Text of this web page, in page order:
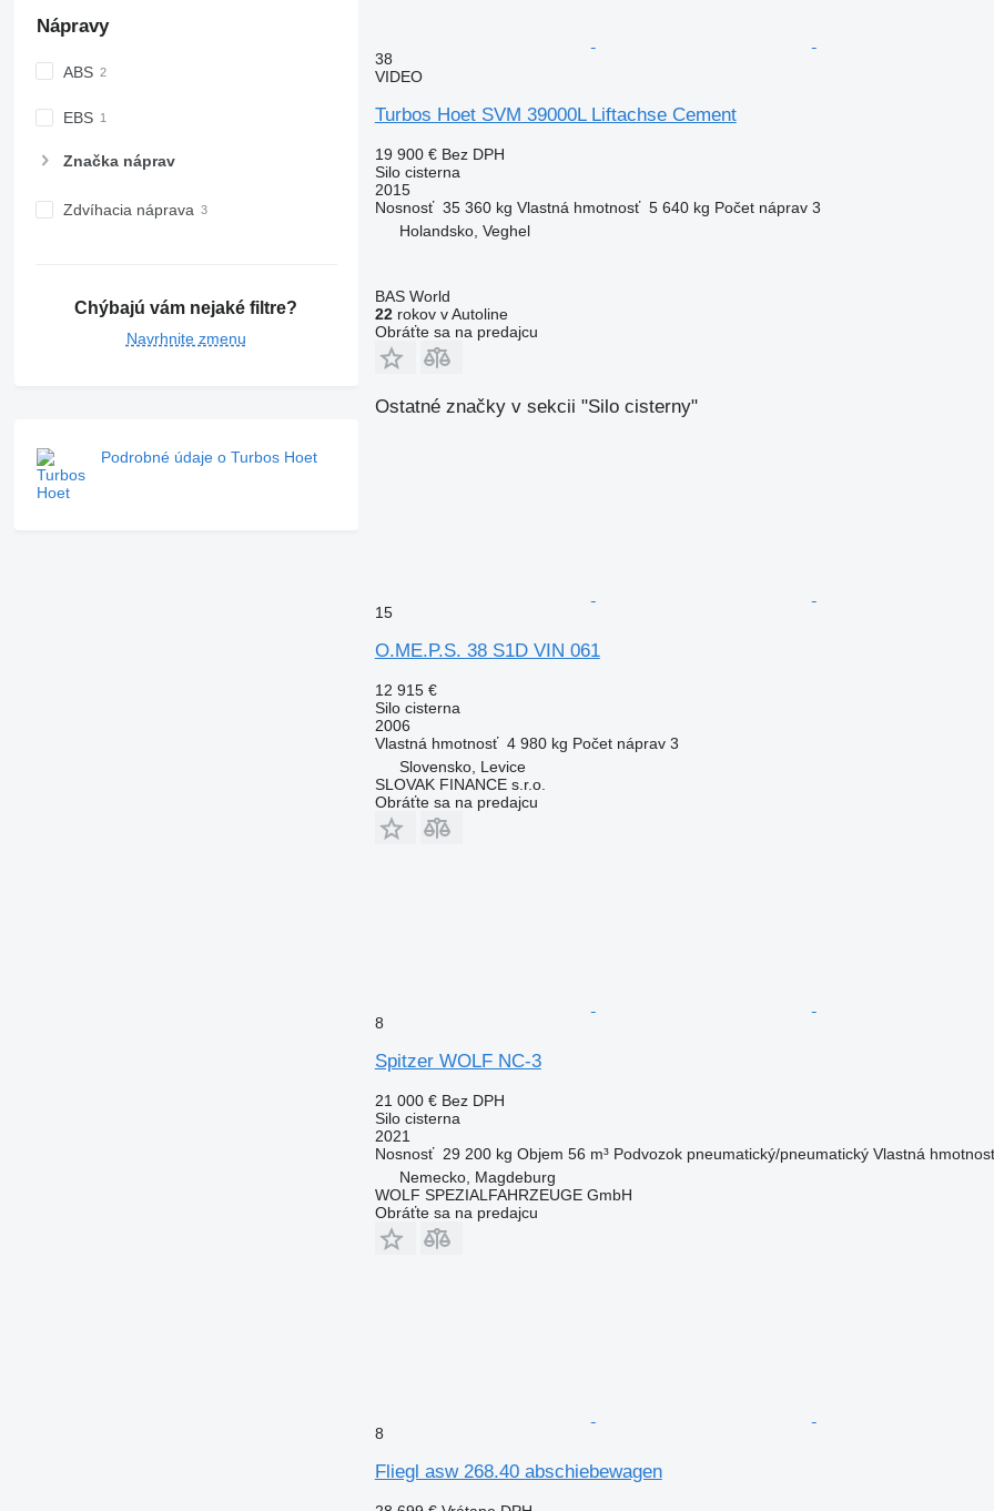
Nápravy
ABS
EBS
Značka náprav
Zdvíhacia náprava
Chýbajú vám nejaké filtre?
Navrhnite zmenu
Podrobné údaje o Turbos Hoet
38
VIDEO
Turbos Hoet SVM 39000L Liftachse Cement
19 900 € Bez DPH
Silo cisterna
2015
Nosnosť 35 360 kg Vlastná hmotnosť 5 640 kg Počet náprav 3
Holandsko, Veghel
BAS World
22rokov v Autoline
Obráťte sa na predajcu
Ostatné značky v sekcii "Silo cisterny"
15
O.ME.P.S. 38 S1D VIN 061
12 915 €
Silo cisterna
2006
Vlastná hmotnosť 4 980 kg Počet náprav 3
Slovensko, Levice
SLOVAK FINANCE s.r.o.
Obráťte sa na predajcu
8
Spitzer WOLF NC-3
21 000 € Bez DPH
Silo cisterna
2021
Nosnosť 29 200 kg Objem 56 m³ Podvozok pneumatický/pneumatický Vlastná
Nemecko, Magdeburg
WOLF SPEZIALFAHRZEUGE GmbH
Obráťte sa na predajcu
8
Fliegl asw 268.40 abschiebewagen